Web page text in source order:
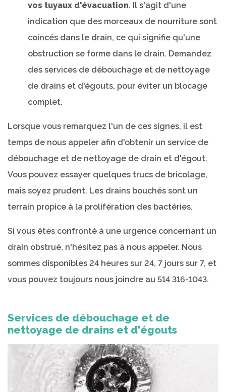
vos tuyaux d'évacuation. Il s'agit d'une
indication que des morceaux de nourriture sont
coincés dans le drain, ce qui signifie qu'une
obstruction se forme dans le drain. Demandez
des services de débouchage et de nettoyage
de drains et d'égouts, pour éviter un blocage
complet.
Lorsque vous remarquez l'un de ces signes, il est
temps de nous appeler afin d'obtenir un service de
débouchage et de nettoyage de drain et d'égout.
Vous pouvez essayer quelques trucs de bricolage,
mais soyez prudent. Les drains bouchés sont un
terrain propice à la prolifération des bactéries.
Si vous êtes confronté à une urgence concernant un
drain obstrué, n'hésitez pas à nous appeler. Nous
sommes disponibles 24 heures sur 24, 7 jours sur 7, et
vous pouvez toujours nous joindre au 514 316-1043.
Services de débouchage et de
nettoyage de drains et d'égouts